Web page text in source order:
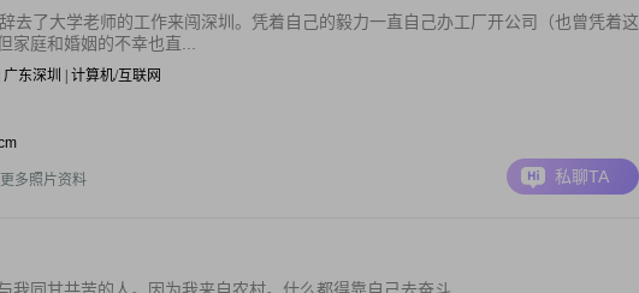
去了大学老师的工作来闯深圳。凭着自己的毅力一直自己办工厂开公司（也曾凭着这
家庭和婚姻的不幸也直...
广东深圳 | 计算机/互联网
更多照片资料 私聊TA